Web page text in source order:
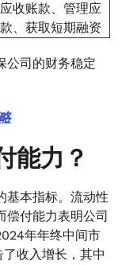
收账款、管理应
、获取短期融资
公司的财务稳定
能力？
基本指标。流动性
偿付能力表明公司
年年终中间市
收入增长，其中